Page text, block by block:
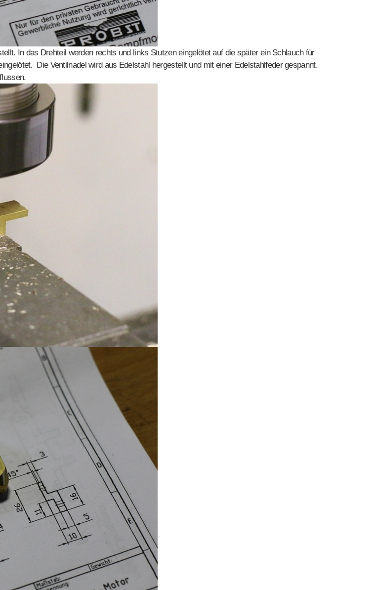
In das Drehteil werden rechts und links Stutzen eingelötet auf die später ein Schlauch für
Die Ventilnadel wird aus Edelstahl hergestellt und mit einer Edelstahlfeder gespannt.